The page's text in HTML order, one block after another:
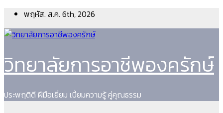
Skip
to
content
พฤหัส. ส.ค. 6th, 2026
วิทยาลัยการอาชีพองครักษ์
ประพฤติดี ฝีมือเยี่ยม เปี่ยมความรู้ คู่คุณธรรม